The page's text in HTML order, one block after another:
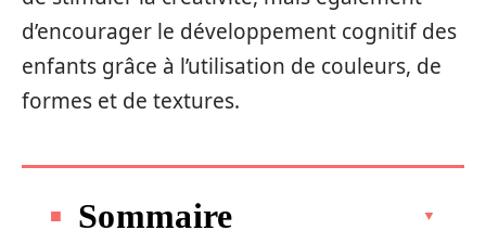
d’encourager le développement cognitif des
enfants grâce à l’utilisation de couleurs, de
formes et de textures.
Sommaire